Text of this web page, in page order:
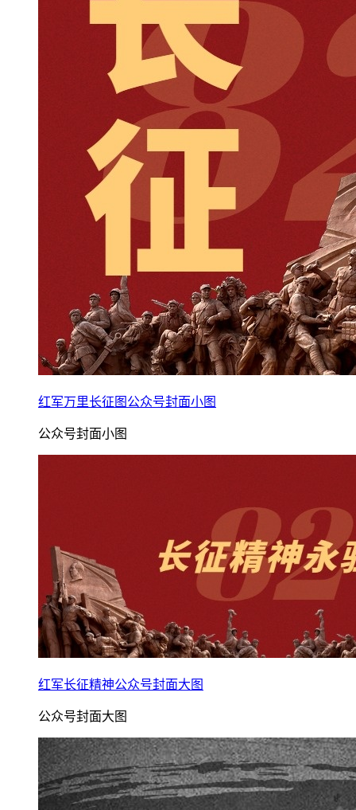
红军万里长征图公众号封面小图
公众号封面小图
红军长征精神公众号封面大图
公众号封面大图